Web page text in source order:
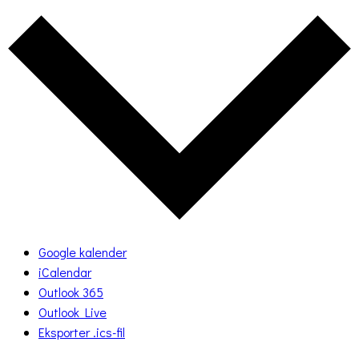
Google kalender
iCalendar
Outlook 365
Outlook Live
Eksporter .ics-fil